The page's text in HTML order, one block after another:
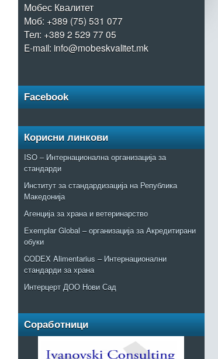
Мобес Квалитет
Моб: +389 (75) 531 077
Тел: +389 2 529 77 05
E-mail: info@mobeskvalitet.mk
Facebook
Корисни линкови
ISO – Интернационална организација за
стандарди
Институт за стандардизација на Република
Македонија
Агенција за храна и ветеринарство
Exemplar Global – организација за Акредитирани
обуки
CODEX Alimentarius – Интернационални
стандарди за храна
Интерцерт ДОО Нови Сад
Соработници